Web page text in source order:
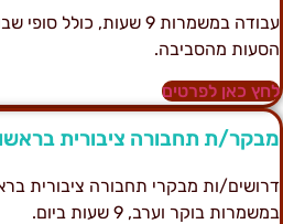
עבודה במשמרות 9 שעות,
מהסביבה.
כאן לפרטים
ת תחבורה ציבורית בראשון
ות מבקרי תחבורה ציבורית
בוקר וערב, 9 שעות ביום.